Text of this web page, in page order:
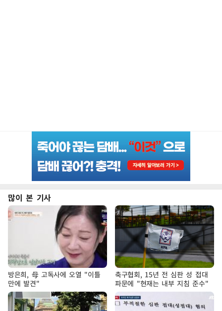
많이 본 기사
방은희, 母 고독사에 오열 "이틀
만에 발견"
축구협회, 15년 전 심판 성 접대
파문에 "현재는 내부 지침 준수"